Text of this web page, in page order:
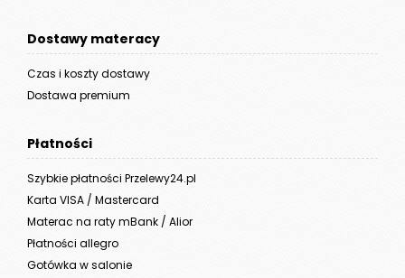
Dostawy materacy
Czas i koszty dostawy
Dostawa premium
Płatności
Szybkie płatności Przelewy24.pl
Karta VISA / Mastercard
Materac na raty mBank / Alior
Płatności allegro
Gotówka w salonie